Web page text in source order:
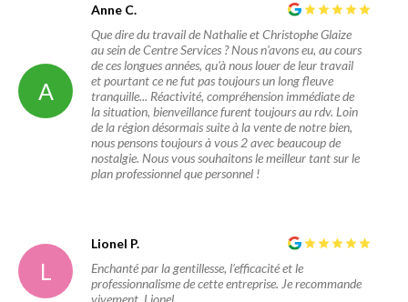
A
Anne C.
Que dire du travail de Nathalie et Christophe Glaize
au sein de Centre Services ? Nous n'avons eu, au cours
de ces longues années, qu'à nous louer de leur travail
et pourtant ce ne fut pas toujours un long fleuve
tranquille... Réactivité, compréhension immédiate de
la situation, bienveillance furent toujours au rdv. Loin
de la région désormais suite à la vente de notre bien,
nous pensons toujours à vous 2 avec beaucoup de
nostalgie. Nous vous souhaitons le meilleur tant sur le
plan professionnel que personnel !
L
Lionel P.
Enchanté par la gentillesse, l’efficacité et le
professionnalisme de cette entreprise. Je recommande
vivement. Lionel